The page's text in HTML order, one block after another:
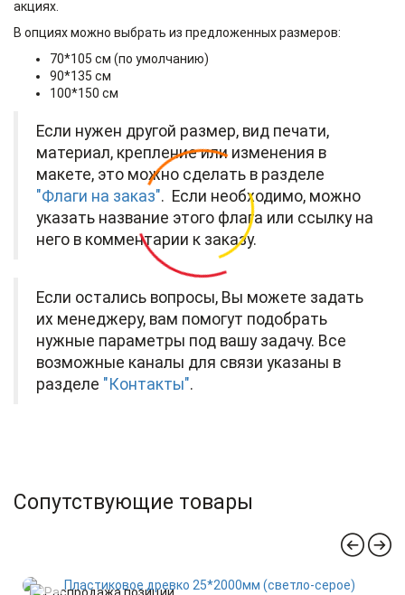
акциях.
В опциях можно выбрать из предложенных размеров:
70*105 см (по умолчанию)
90*135 см
100*150 см
Если нужен другой размер, вид печати,
материал, крепление или изменения в
макете, это можно сделать в разделе
"Флаги на заказ". Если необходимо, можно
указать название этого флага или ссылку на
него в комментарии к заказу.
Если остались вопросы, Вы можете задать
их менеджеру, вам помогут подобрать
нужные параметры под вашу задачу. Все
возможные каналы для связи указаны в
разделе "Контакты".
Сопутствующие товары